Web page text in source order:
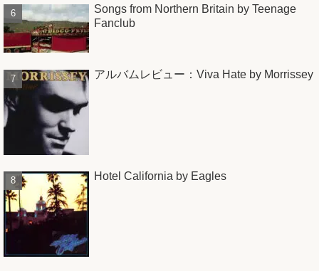
Songs from Northern Britain by Teenage
Fanclub
アルバムレビュー：Viva Hate by Morrissey
Hotel California by Eagles